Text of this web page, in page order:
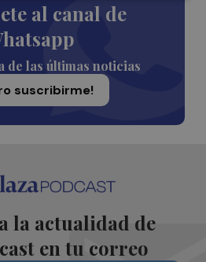
al canal de
de las últimas noticias
suscribirme!
la actualidad de
en tu correo